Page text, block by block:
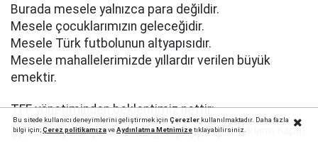
Burada mesele yalnızca para değildir.
Mesele çocuklarımızın geleceğidir.
Mesele Türk futbolunun altyapısıdır.
Mesele mahallelerimizde yıllardır verilen büyük
emektir.
TFF yönetiminden beklentimiz nettir:
Bu sitede kullanıcı deneyimlerini geliştirmek için Çerezlerkullanılmaktadır. Daha fazla
bilgi için;Çerez politikamızaveAydınlatma Metnimizetıklayabilirsiniz.Reklamı Kapat